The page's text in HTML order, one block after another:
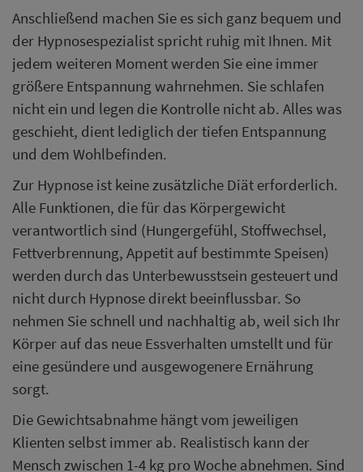
Anschließend machen Sie es sich ganz bequem und
der Hypnosespezialist spricht ruhig mit Ihnen. Mit
jedem weiteren Moment werden Sie eine immer
größere Entspannung wahrnehmen. Sie schlafen
nicht ein und legen die Kontrolle nicht ab. Alles was
geschieht, dient lediglich der tiefen Entspannung
und dem Wohlbefinden.
Zur Hypnose ist keine zusätzliche Diät erforderlich.
Alle Funktionen, die für das Körpergewicht
verantwortlich sind (Hungergefühl, Stoffwechsel,
Fettverbrennung, Appetit auf bestimmte Speisen)
werden durch das Unterbewusstsein gesteuert und
nicht durch Hypnose direkt beeinflussbar. So
nehmen Sie schnell und nachhaltig ab, weil sich Ihr
Körper auf das neue Essverhalten umstellt und für
eine gesündere und ausgewogenere Ernährung
sorgt.
Die Gewichtsabnahme hängt vom jeweiligen
Klienten selbst immer ab. Realistisch kann der
Mensch zwischen 1-4 kg pro Woche abnehmen. Sind